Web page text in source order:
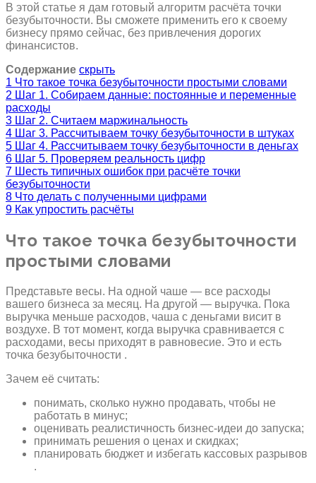
В этой статье я дам готовый алгоритм расчёта точки
безубыточности. Вы сможете применить его к своему
бизнесу прямо сейчас, без привлечения дорогих
финансистов.
Содержание скрыть
1 Что такое точка безубыточности простыми словами
2 Шаг 1. Собираем данные: постоянные и переменные
расходы
3 Шаг 2. Считаем маржинальность
4 Шаг 3. Рассчитываем точку безубыточности в штуках
5 Шаг 4. Рассчитываем точку безубыточности в деньгах
6 Шаг 5. Проверяем реальность цифр
7 Шесть типичных ошибок при расчёте точки
безубыточности
8 Что делать с полученными цифрами
9 Как упростить расчёты
Что такое точка безубыточности
простыми словами
Представьте весы. На одной чаше — все расходы
вашего бизнеса за месяц. На другой — выручка. Пока
выручка меньше расходов, чаша с деньгами висит в
воздухе. В тот момент, когда выручка сравнивается с
расходами, весы приходят в равновесие. Это и есть
точка безубыточности .
Зачем её считать:
понимать, сколько нужно продавать, чтобы не
работать в минус;
оценивать реалистичность бизнес-идеи до запуска;
принимать решения о ценах и скидках;
планировать бюджет и избегать кассовых разрывов
.